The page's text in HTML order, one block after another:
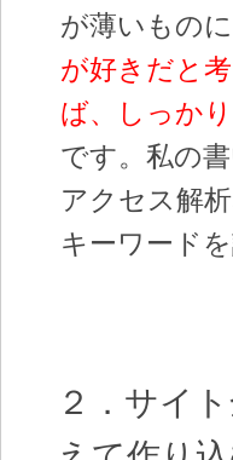
が薄いもの
が好きだと
ば、しっか
です。私の
アクセス解
キーワード
２．サイ